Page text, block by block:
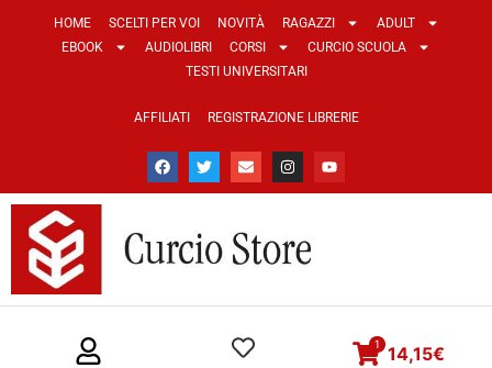
HOME SCELTI PER VOI NOVITÀ RAGAZZI
ADULT
EBOOK
AUDIOLIBRI CORSI
CURCIO SCUOLA
TESTI UNIVERSITARI
AFFILIATI REGISTRAZIONE LIBRERIE
14,15€
1